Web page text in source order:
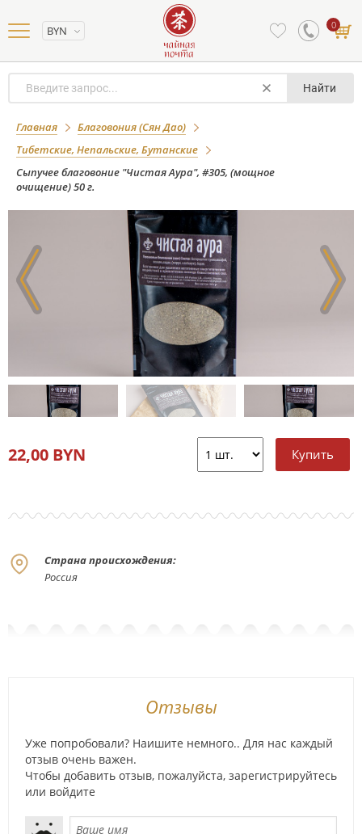
BYN 0
Найти
Главная
Благовония (Сян Дао)
Тибетские, Непальские, Бутанские
Сыпучее благовоние "Чистая Аура", #305, (мощное
очищение) 50 г.
Сыпучее благовоние "Чистая Аура",
#305, (мощное очищение) 50 г.
22,00 BYN
Страна происхождения:
Россия
Отзывы
Уже попробовали? Наишите немного.. Для нас каждый
отзыв очень важен.
Чтобы добавить отзыв, пожалуйста, зарегистрируйтесь
или войдите